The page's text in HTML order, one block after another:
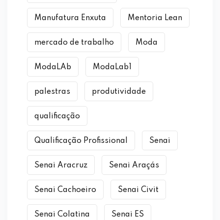
Manufatura Enxuta Mentoria Lean
mercado de trabalho Moda
ModaLAb ModaLab1
palestras produtividade
qualificação
Qualificação Profissional Senai
Senai Aracruz Senai Araçás
Senai Cachoeiro Senai Civit
Senai Colatina Senai ES